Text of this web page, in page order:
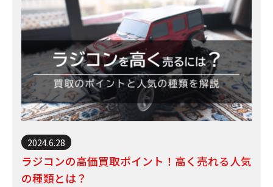
2024.6.28
ラジコンの高価買取ポイント！高く売れる人気
の種類とは？